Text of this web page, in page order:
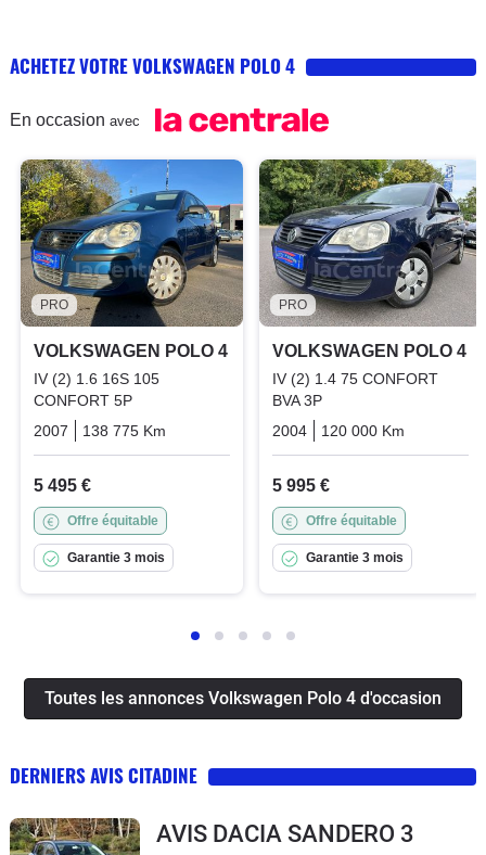
ACHETEZ VOTRE VOLKSWAGEN POLO 4
En occasion avec
PRO
VOLKSWAGEN POLO 4
IV (2) 1.6 16S 105
CONFORT 5P
2007
138 775 Km Essence
5 495 €
Offre équitable
Garantie 3 mois
PRO
VOLKSWAGEN POLO 4
IV (2) 1.4 75 CONFORT
BVA 3P
2004
120 000 Km
5 995 €
Offre équitable
Garantie 3 mois
Toutes les annonces Volkswagen Polo 4 d'occasion
DERNIERS AVIS CITADINE
AVIS DACIA SANDERO 3